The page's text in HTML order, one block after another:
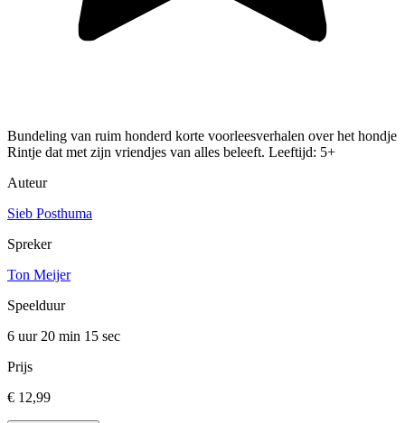
Bundeling van ruim honderd korte voorleesverhalen over het hondje
Rintje dat met zijn vriendjes van alles beleeft. Leeftijd: 5+
Auteur
Sieb Posthuma
Spreker
Ton Meijer
Speelduur
6 uur 20 min 15 sec
Prijs
€ 12,99